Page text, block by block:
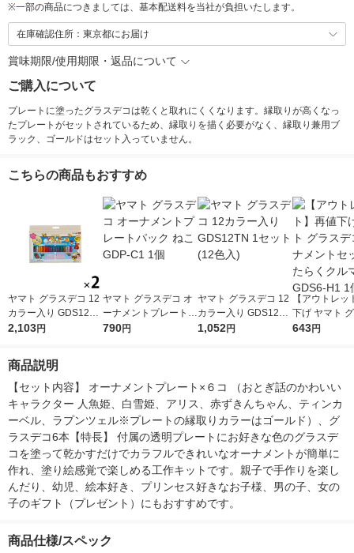
※一部の商品につきましては、基本配送料を当社が負担いたします。
在庫確認住所：東京都にお届け
賞味期限/使用期限・返品について
ご購入について
プレートに塗ったグラスデコは乾くと取れにくくなります。縁取りが高くなっ
たプレートがセットされているため、縁取りを描く必要がなく、縁取り兼用ブ
ラック、ゴールドはセット入っていません。
こちらの商品もおすすめ
ヤマト グラスデコ 12
カラー入り GDS12TN
2セット(12色入×2)
2,103円
ヤマト グラスデコ オ
ーナメントプレートパ
ック ねこ GDP-C1 1
790円
ヤマト グラスデコ 12
カラー入り GDS12TN
1セット(12色入)
1,052円
【アウトレッ
下げ ヤマト
コ オーナメン
643円
商品説明
【セット内容】 オーナメントプレート×６コ （おとぎ話のかわいい
キャラクター 人魚姫、白雪姫、アリス、赤ずきんちゃん、ティンカ
ーベル、ラプンツェル※プレートの縁取りカラーはゴールド）、グ
ラスデコ6本【特長】 付属の透明プレートにお好きな色のグラスデ
コを塗って乾かすだけでカラフルできれいなオーナメントが簡単に
作れ、塗り絵感覚で楽しめる工作キットです。親子で手作りを楽し
んだり、幼児、絵本好き、プリンセス好きなお子様、男の子、女の
子のギフト（プレゼント）にもおすすめです。
商品仕様/スペック